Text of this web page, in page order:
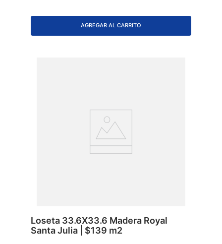
AGREGAR AL CARRITO
Loseta 33.6X33.6 Madera Royal
Santa Julia | $139 m2